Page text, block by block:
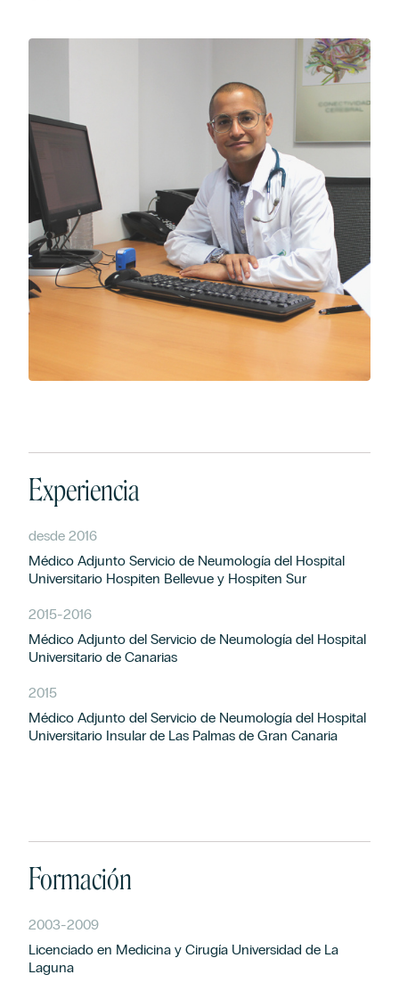
Experiencia
desde 2016
Médico Adjunto Servicio de Neumología del Hospital
Universitario Hospiten Bellevue y Hospiten Sur
2015-2016
Médico Adjunto del Servicio de Neumología del Hospital
Universitario de Canarias
2015
Médico Adjunto del Servicio de Neumología del Hospital
Universitario Insular de Las Palmas de Gran Canaria
Formación
2003-2009
Licenciado en Medicina y Cirugía Universidad de La
Laguna